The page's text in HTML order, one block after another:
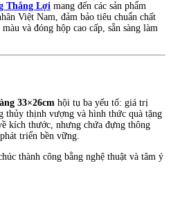
Thắng Lợi mang đến các sản phẩm
Việt Nam, đảm bảo tiêu chuẩn chất
và đóng hộp cao cấp, sẵn sàng làm
33×26cm hội tụ ba yếu tố: giá trị
thủy thịnh vượng và hình thức quà tặng
kích thước, nhưng chứa đựng thông
triển bền vững.
thành công bằng nghệ thuật và tâm ý